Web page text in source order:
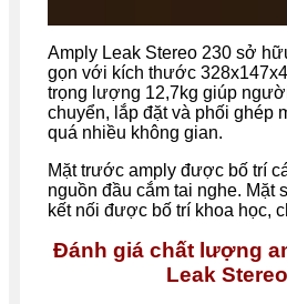
Amply Leak Stereo 230 sở
gọn với kích thước
trọng lượng 12,7kg giúp
chuyển, lắp đặt và phối ghép
quá nhiều không gian.
Mặt trước amply được bố trí
nguồn đầu cắm tai nghe. Mặt
kết nối được bố trí khoa học,
Đánh giá chất lượng
Leak